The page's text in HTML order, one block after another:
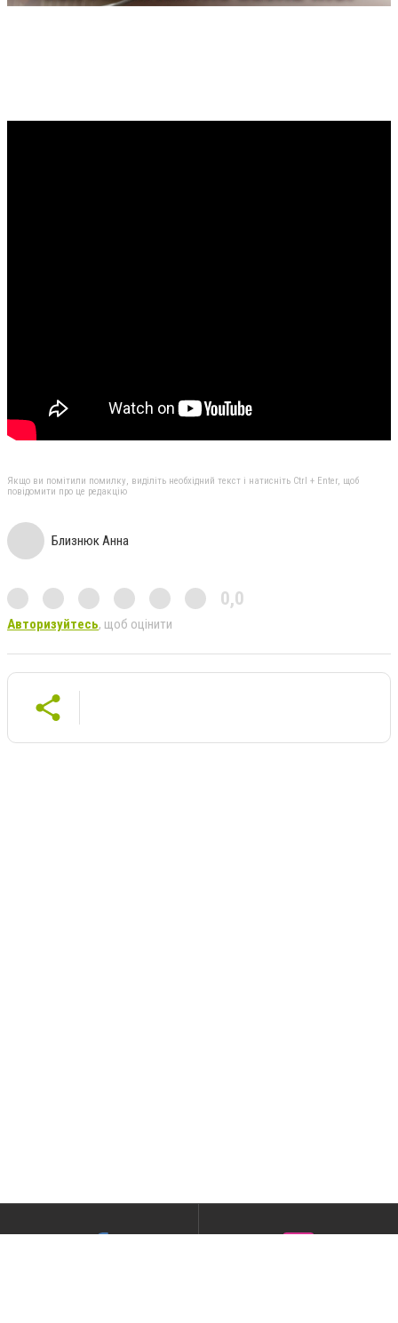
Якщо ви помітили помилку, виділіть необхідний текст і натисніть Ctrl + Enter, щоб
повідомити про це редакцію
Близнюк Анна
0,0
Авторизуйтесь, щоб оцінити